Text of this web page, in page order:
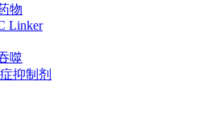
物
Linker
噬
抑制剂